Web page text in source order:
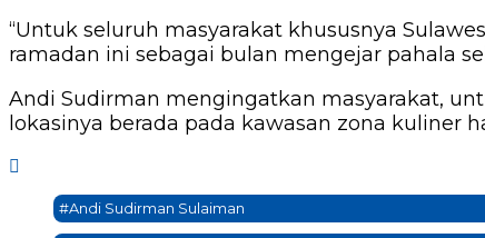
“Untuk seluruh masyarakat khususnya
ramadan ini sebagai bulan mengejar pahala
Andi Sudirman mengingatkan masyarakat,
lokasinya berada pada kawasan zona kuliner
#Andi Sudirman Sulaiman